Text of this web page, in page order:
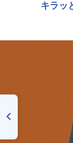
キラッ